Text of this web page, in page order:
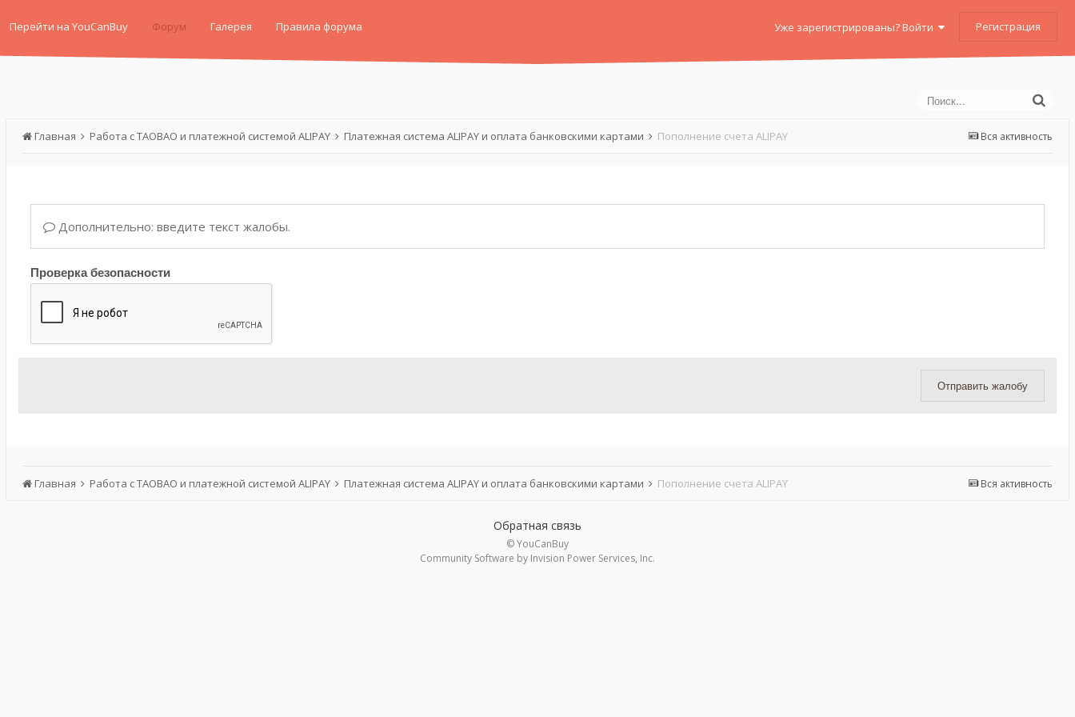
Перейти на YouCanBuy Форум Галерея Правила форума Уже зарегистрированы? Войти Регистрация
Вся активность
Главная Работа с TAOBAO и платежной системой ALIPAY Платежная система ALIPAY и оплата банковскими картами Пополнение счета ALIPAY
Дополнительно: введите текст жалобы.
Проверка безопасности
Отправить жалобу
Вся активность
Главная Работа с TAOBAO и платежной системой ALIPAY Платежная система ALIPAY и оплата банковскими картами Пополнение счета ALIPAY
Обратная связь
© YouCanBuy
Community Software by Invision Power Services, Inc.